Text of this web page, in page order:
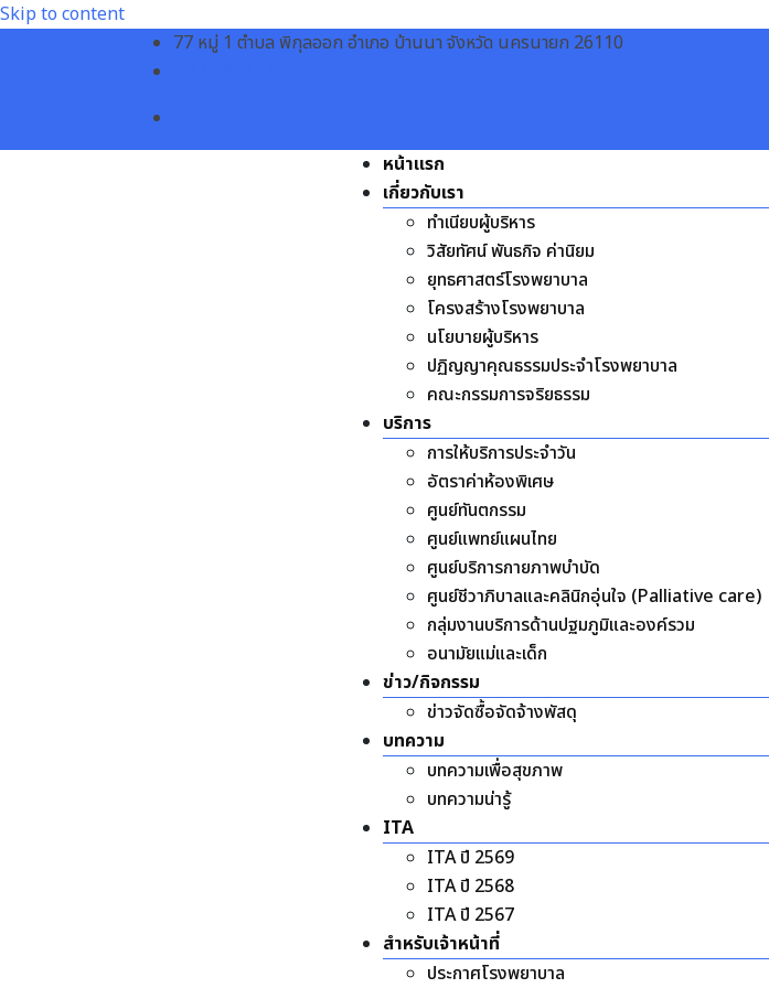
Skip to content
77 หมู่ 1 ตำบล พิกุลออก อำเภอ บ้านนา จังหวัด นครนายก 26110
หน้าแรก
เกี่ยวกับเรา
ทำเนียบผู้บริหาร
วิสัยทัศน์ พันธกิจ ค่านิยม
ยุทธศาสตร์โรงพยาบาล
โครงสร้างโรงพยาบาล
นโยบายผู้บริหาร
ปฏิญญาคุณธรรมประจำโรงพยาบาล
คณะกรรมการจริยธรรม
บริการ
การให้บริการประจำวัน
อัตราค่าห้องพิเศษ
ศูนย์ทันตกรรม
ศูนย์แพทย์แผนไทย
ศูนย์บริการกายภาพบำบัด
ศูนย์ชีวาภิบาลและคลินิกอุ่นใจ (Palliative care)
กลุ่มงานบริการด้านปฐมภูมิและองค์รวม
อนามัยแม่และเด็ก
ข่าว/กิจกรรม
ข่าวจัดซื้อจัดจ้างพัสดุ
บทความ
บทความเพื่อสุขภาพ
บทความน่ารู้
ITA
ITA ปี 2569
ITA ปี 2568
ITA ปี 2567
สำหรับเจ้าหน้าที่
ประกาศโรงพยาบาล